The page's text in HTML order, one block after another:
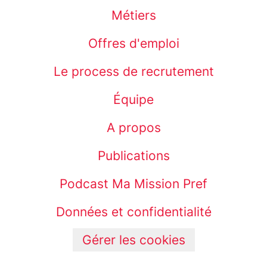
Métiers
Offres d'emploi
Le process de recrutement
Équipe
A propos
Publications
Podcast Ma Mission Pref
Données et confidentialité
Gérer les cookies